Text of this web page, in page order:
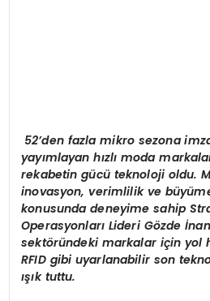
52’den fazla mikro sezona
yayımlayan hızlı moda
rekabetin gücü teknoloji oldu.
inovasyon, verimlilik ve
konusunda deneyime sahip
Operasyonları Lideri Gözde
sektöründeki markalar için yol
RFID gibi uyarlanabilir son
ışık tuttu.